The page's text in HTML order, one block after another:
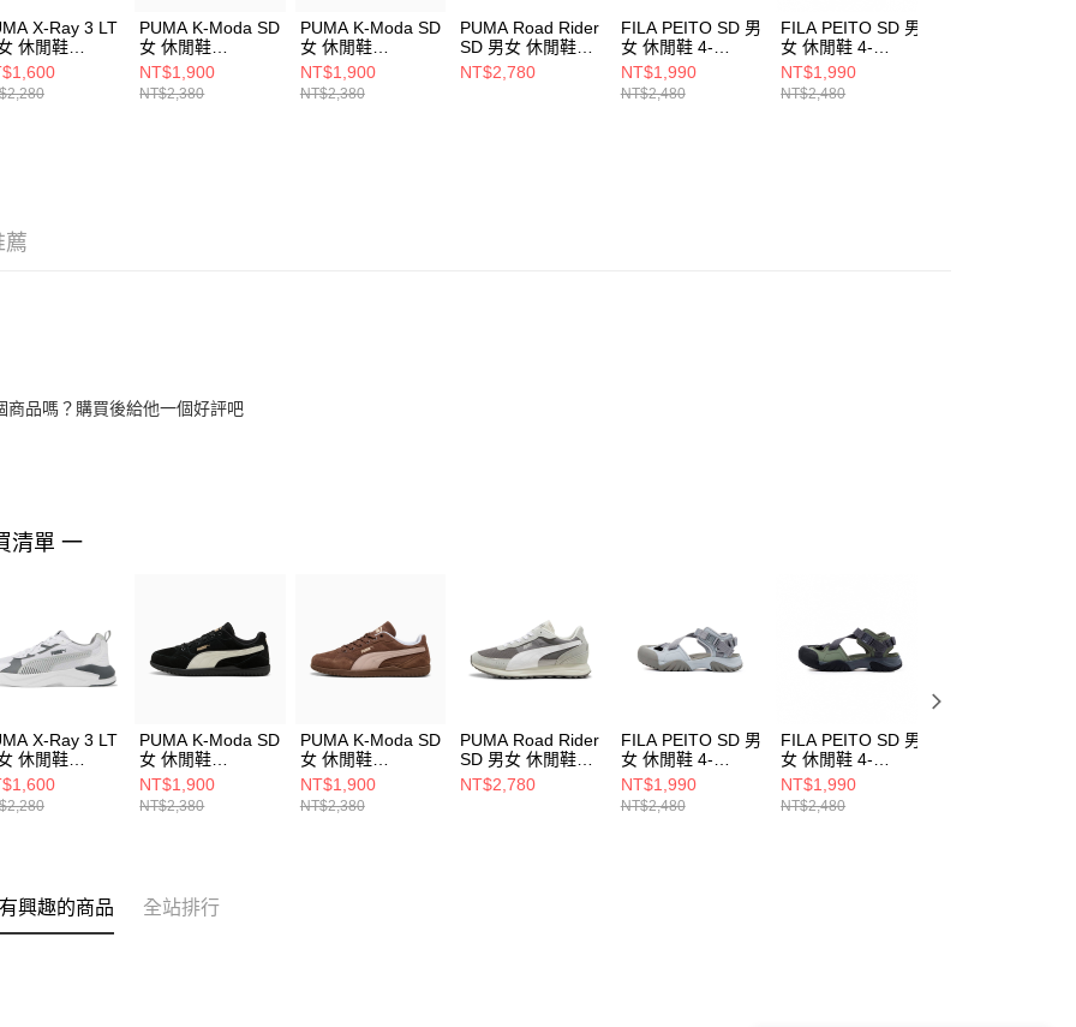
X-Ray 3 LT
休閒鞋
PUMA K-Moda SD
女 休閒鞋
40450001
NT$1,900
NT$2,380
PUMA K-Moda SD
女 休閒鞋
40450004
NT$1,900
NT$2,380
PUMA Road Rider
SD 男女 休閒鞋
39737708
NT$2,780
FILA PEITO SD 男
女 休閒鞋 4-
S137Z-050
NT$1,990
NT$2,480
FILA PEITO SD 男
女 休閒鞋 4-
S137Z-302
NT$1,990
NT$2,480
薦
商品嗎？購買後給他一個好評吧
清單 一
X-Ray 3 LT
休閒鞋
PUMA K-Moda SD
女 休閒鞋
40450001
NT$1,900
NT$2,380
PUMA K-Moda SD
女 休閒鞋
40450004
NT$1,900
NT$2,380
PUMA Road Rider
SD 男女 休閒鞋
39737708
NT$2,780
FILA PEITO SD 男
女 休閒鞋 4-
S137Z-050
NT$1,990
NT$2,480
FILA PEITO SD 男
女 休閒鞋 4-
S137Z-302
NT$1,990
NT$2,480
興趣的商品 全站排行